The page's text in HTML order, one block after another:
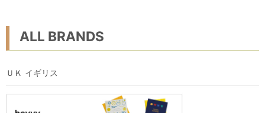
ALL BRANDS
ＵＫ イギリス